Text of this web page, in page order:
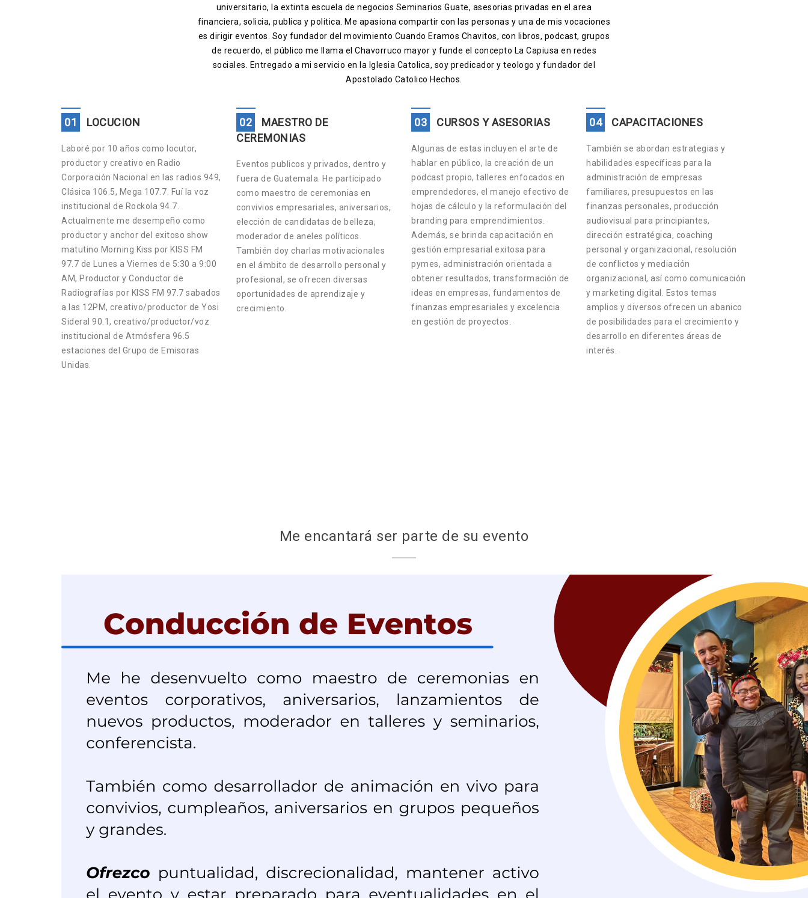
universitario, la extinta escuela de negocios Seminarios Guate, asesorias privadas en el area
financiera, solicia, publica y politica. Me apasiona compartir con las personas y una de mis vocaciones
es dirigir eventos. Soy fundador del movimiento Cuando Eramos Chavitos, con libros, podcast, grupos
de recuerdo, el público me llama el Chavorruco mayor y funde el concepto La Capiusa en redes
sociales. Entregado a mi servicio en la Iglesia Catolica, soy predicador y teologo y fundador del
Apostolado Catolico Hechos.
01 LOCUCION
Laboré por 10 años como locutor,
productor y creativo en Radio
Corporación Nacional en las radios 949,
Clásica 106.5, Mega 107.7. Fuí la voz
institucional de Rockola 94.7.
Actualmente me desempeño como
productor y anchor del exitoso show
matutino Morning Kiss por KISS FM
97.7 de Lunes a Viernes de 5:30 a 9:00
AM, Productor y Conductor de
Radiografías por KISS FM 97.7 sabados
a las 12PM, creativo/productor de Yosi
Sideral 90.1, creativo/productor/voz
institucional de Atmósfera 96.5
estaciones del Grupo de Emisoras
Unidas.
02
MAESTRO DE
CEREMONIAS
Eventos publicos y privados, dentro y
fuera de Guatemala. He participado
como maestro de ceremonias en
convivios empresariales, aniversarios,
elección de candidatas de belleza,
moderador de aneles políticos.
También doy charlas motivacionales
en el ámbito de desarrollo personal y
profesional, se ofrecen diversas
oportunidades de aprendizaje y
crecimiento.
03 CURSOS Y ASESORIAS
Algunas de estas incluyen el arte de
hablar en público, la creación de un
podcast propio, talleres enfocados en
emprendedores, el manejo efectivo de
hojas de cálculo y la reformulación del
branding para emprendimientos.
Además, se brinda capacitación en
gestión empresarial exitosa para
pymes, administración orientada a
obtener resultados, transformación de
ideas en empresas, fundamentos de
finanzas empresariales y excelencia
en gestión de proyectos.
04 CAPACITACIONES
También se abordan estrategias y
habilidades específicas para la
administración de empresas
familiares, presupuestos en las
finanzas personales, producción
audiovisual para principiantes,
dirección estratégica, coaching
personal y organizacional, resolución
de conflictos y mediación
organizacional, así como comunicación
y marketing digital. Estos temas
amplios y diversos ofrecen un abanico
de posibilidades para el crecimiento y
desarrollo en diferentes áreas de
interés.
Me encantará ser parte de su evento